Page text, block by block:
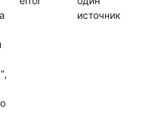
источник